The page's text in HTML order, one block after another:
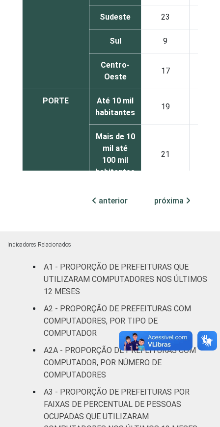
Sudeste 23
Sul 9
Centro-
Oeste
17
PORTE
Até 10 mil
habitantes
19
Mais de 10
mil até
100 mil
habitantes
21
Mais de
Mais de
500 mil
17
¹ Base: 5.569 prefeituras que declararam
utilizar computador nos últimos 12 meses.
Dados coletados entre julho e outubro de
2015.
anterior próxima
Indicadores Relacionados
A1 - PROPORÇÃO DE PREFEITURAS QUE
UTILIZARAM COMPUTADORES NOS ÚLTIMOS
12 MESES
A2 - PROPORÇÃO DE PREFEITURAS COM
COMPUTADORES, POR TIPO DE
COMPUTADOR
A2A - PROPORÇÃO DE PREFEITURAS COM
COMPUTADOR, POR NÚMERO DE
COMPUTADORES
A3 - PROPORÇÃO DE PREFEITURAS POR
FAIXAS DE PERCENTUAL DE PESSOAS
OCUPADAS QUE UTILIZARAM